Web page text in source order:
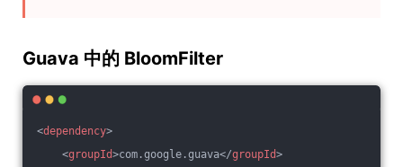
Guava 中的 BloomFilter
<dependency>
<groupId>com.google.guava</groupId>